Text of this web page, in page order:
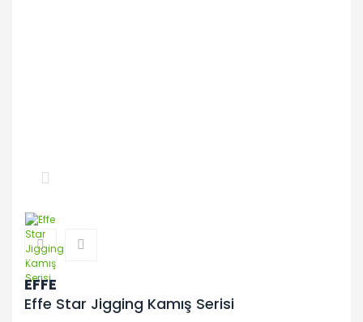
EFFE
Effe Star Jigging Kamış Serisi